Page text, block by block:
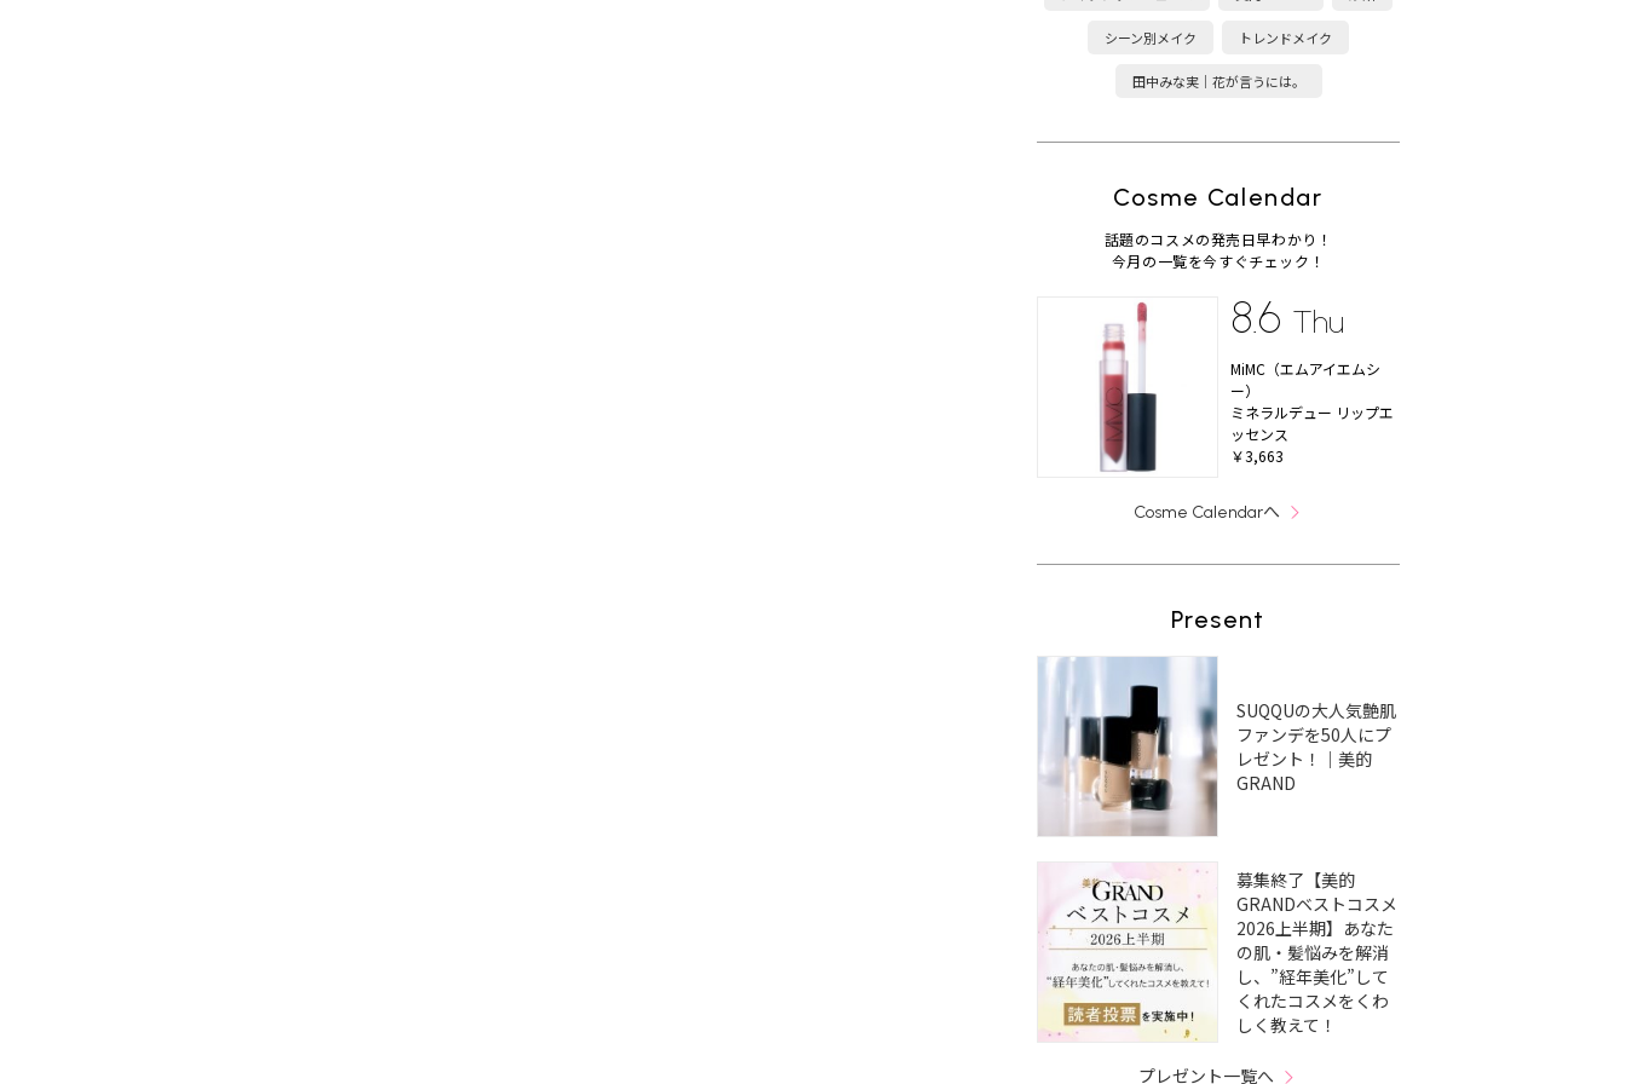
シーン別メイク トレンドメイク
田中みな実｜花が言うには。
Cosme Calendar
話題のコスメの発売日早わかり！
今月の一覧を今すぐチェック！
8.6 Thu
MiMC（エムアイエムシ
ー）
ミネラルデュー リップエ
ッセンス
￥3,663
Cosme Calendarへ
Present
SUQQUの大人気艶肌
ファンデを50人にプ
レゼント！｜美的
GRAND
募集終了【美的
GRANDベストコスメ
2026上半期】あなた
の肌・髪悩みを解消
し、”経年美化”して
くれたコスメをくわ
しく教えて！
プレゼント一覧へ